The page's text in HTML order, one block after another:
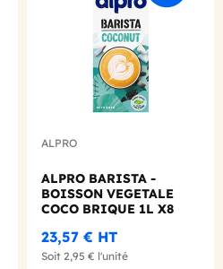
ALPRO
ALPRO BARISTA -
BOISSON VEGETALE
COCO BRIQUE 1L X8
23,57 € HT
Soit 2,95 € l'unité